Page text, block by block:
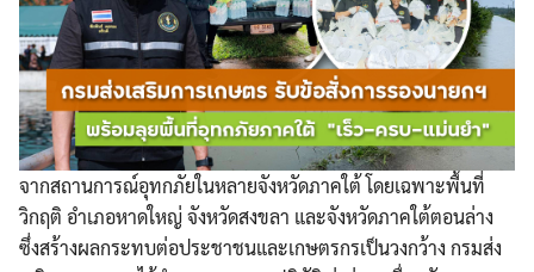
จากสถานการณ์อุทกภัยในหลายจังหวัดภาคใต้ โดยเฉพาะพื้นที่
วิกฤติ อำเภอหาดใหญ่ จังหวัดสงขลา และจังหวัดภาคใต้ตอนล่าง
ซึ่งสร้างผลกระทบต่อประชาชนและเกษตรกรเป็นวงกว้าง กรมส่ง